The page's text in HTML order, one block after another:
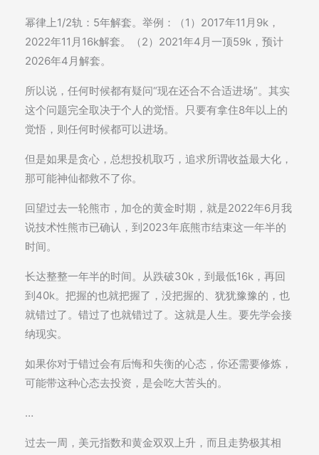
幂律上1/2轨：5年解套。举例：（1）2017年11月9k，
2022年11月16k解套。（2）2021年4月一顶59k，预计
2026年4月解套。
所以说，任何时候都有疑问“现在还合不合适进场”。其实
这个问题完全取决于个人的觉悟。只要有拿住8年以上的
觉悟，则任何时候都可以进场。
但是如果是贪心，总想投机取巧，追求所谓收益最大化，
那可能神仙都救不了你。
回望过去一轮熊市，加仓的黄金时期，就是2022年6月我
说技术性熊市已确认，到2023年底熊市结束这一年半的
时间。
长达整整一年半的时间。从跌破30k，到最低16k，再回
到40k。把握的也就把握了，没把握的、犹犹豫豫的，也
就错过了。错过了也就错过了。这就是人生。要先学会接
纳现实。
如果你对于错过会有后悔和失衡的心态，你还需要修炼，
可能带这种心态去投资，是会吃大苦头的。
…
过去一周，美元指数和黄金双双上升，而且走势极其相